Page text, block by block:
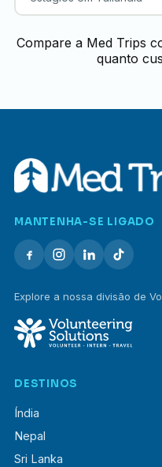
Compare a Med Trips
quanto
MANTENHA-SE LIGADO
Explore a nossa divisão de
DESTINOS
Índia
Nepal
Sri Lanka